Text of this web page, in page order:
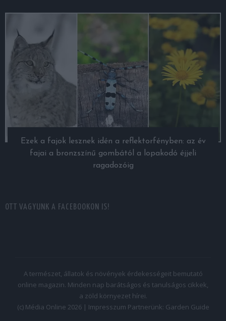
Ezek a fajok lesznek idén a reflektorfényben: az év
fajai a bronzszínű gombától a lopakodó éjjeli
ragadozóig
OTT VAGYUNK A FACEBOOKON IS!
A természet, állatok és növények érdekességeit bemutató
online magazin. Minden nap barátságos és tanulságos cikkek,
a zöld környezet hírei.
(c) Média Online 2026 | Impresszum Partnerünk: Garden Guide